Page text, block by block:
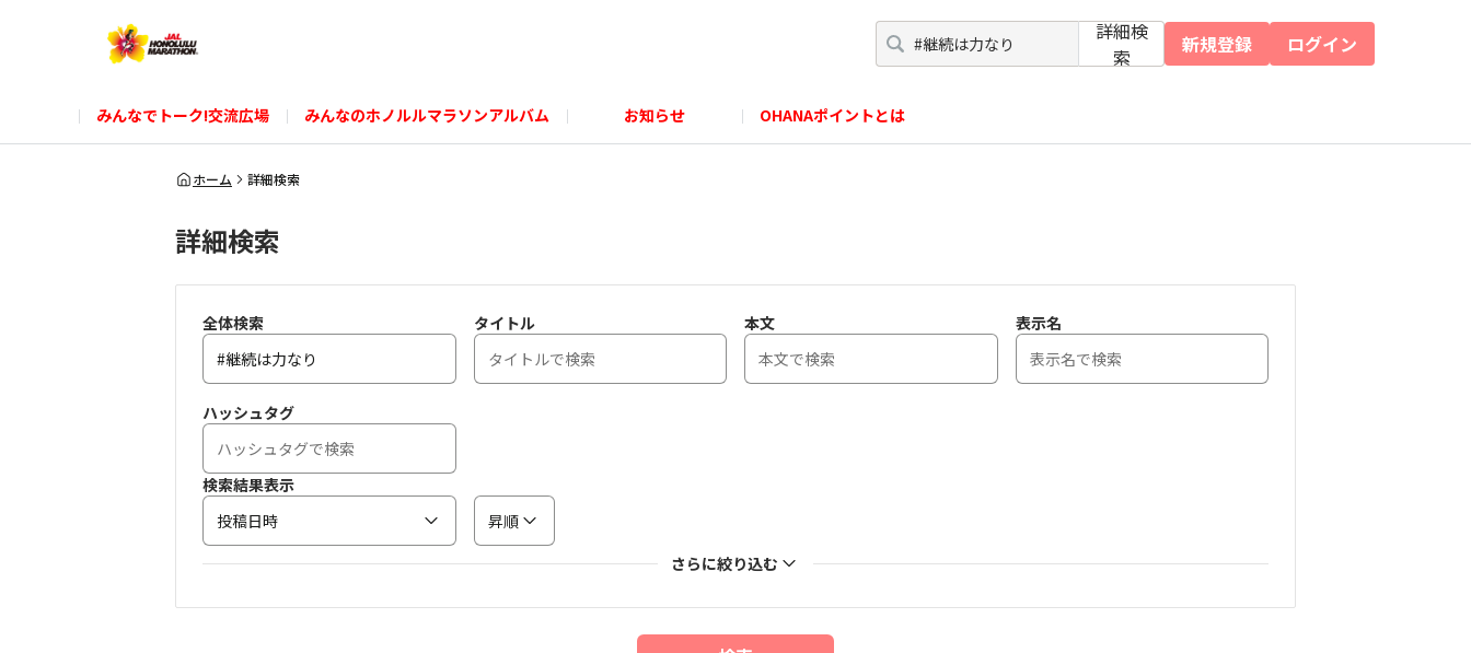
詳細検
索
新規登録 ログイン
みんなでトーク!交流広場 みんなのホノルルマラソンアルバム お知らせ OHANAポイントとは
ホーム 詳細検索
詳細検索
全体検索 タイトル 本文 表示名
ハッシュタグ
検索結果表示
投稿日時
昇順
さらに絞り込む